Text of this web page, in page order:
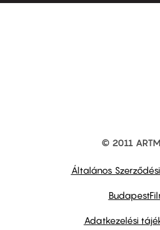
© 2011
Általános
Adatkezelési